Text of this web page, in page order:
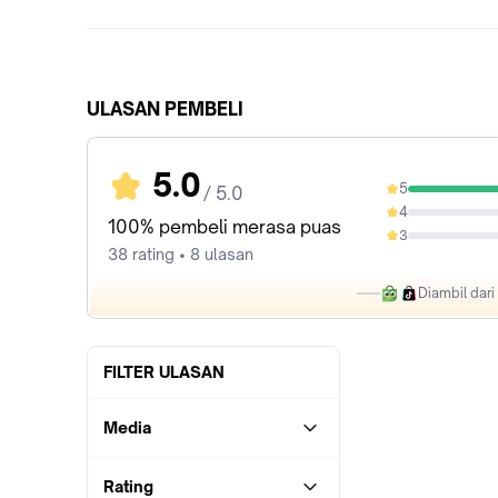
ULASAN PEMBELI
5.0 / 5.0
100% pembeli merasa puas
38 rating • 8 ulasan
5
100%
4
0%
3
0%
Diambil
FILTER ULASAN
Media
Rating